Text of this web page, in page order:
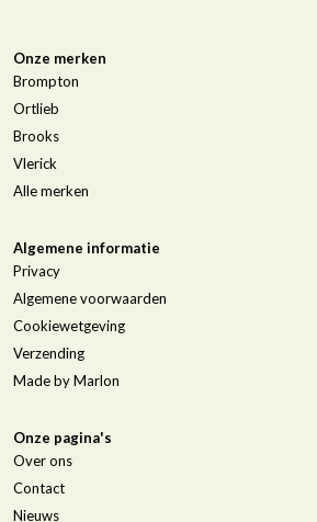
Onze merken
Brompton
Ortlieb
Brooks
Vlerick
Alle merken
Algemene informatie
Privacy
Algemene voorwaarden
Cookiewetgeving
Verzending
Made by Marlon
Onze pagina's
Over ons
Contact
Nieuws